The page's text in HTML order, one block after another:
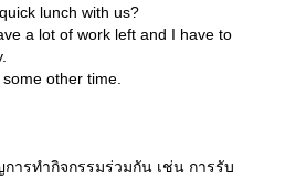
lunch with us?
a lot of work left and I have to
other time.
รทำกิจกรรมร่วมกัน เช่น การรับ